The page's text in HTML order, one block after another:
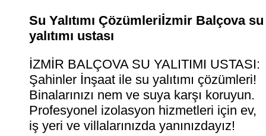
Su Yalıtımı Çözümleriİzmir Balçova su
yalıtımı ustası
İZMİR BALÇOVA SU YALITIMI USTASI:
Şahinler İnşaat ile su yalıtımı çözümleri!
Binalarınızı nem ve suya karşı koruyun.
Profesyonel izolasyon hizmetleri için ev,
iş yeri ve villalarınızda yanınızdayız!